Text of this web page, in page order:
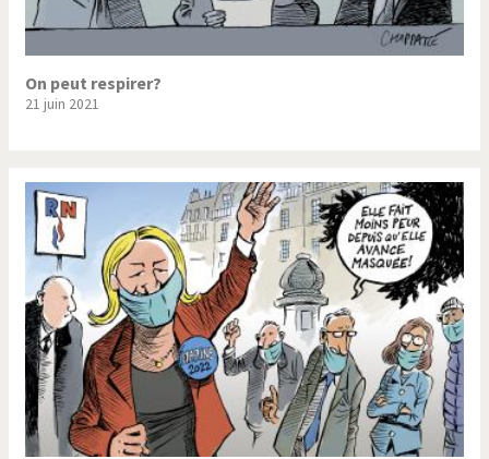
On peut respirer?
21 juin 2021